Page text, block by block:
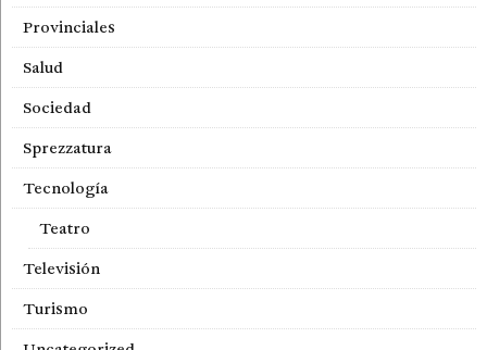
Provinciales
Salud
Sociedad
Sprezzatura
Tecnología
Teatro
Televisión
Turismo